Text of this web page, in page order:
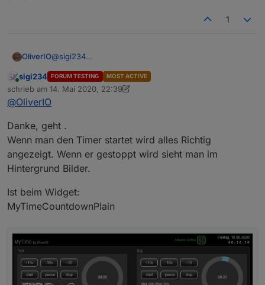
1
OliverIO@sigi234
Falls countdowns bereits angelegt sind, die einfach
einmal mit ändern aufrufen und gleich wieder
konfiguration speichern und der namensdatenpunkt
ist da
Online
sigi234 FORUM TESTING MOST ACTIVE
schrieb am 14. Mai 2020, 22:39
zuletzt editiert von sigi234
@OliverIO
Danke, geht .
Wenn man den Timer startet wird alles Richtig
angezeigt. Wenn er gestoppt wird sieht man im
Hintergrund Bilder.
Ist beim Widget:
MyTimeCountdownPlain